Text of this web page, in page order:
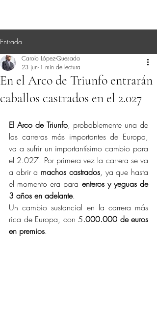
Entrada
En el Arco de Triunfo entrarán
caballos castrados en el 2.027
Carolo López-Quesada
23 jun 1 min de lectura
El Arco de Triunfo, probablemente una de
las carreras más importantes de Europa,
va a sufrir un importantísimo cambio para
el 2.027. Por primera vez la carrera se va
a abrir a machos castrados, ya que hasta
el momento era para enteros y yeguas de
3 años en adelante.
Un cambio sustancial en la carrera más
rica de Europa, con 5.000.000 de euros
en premios.